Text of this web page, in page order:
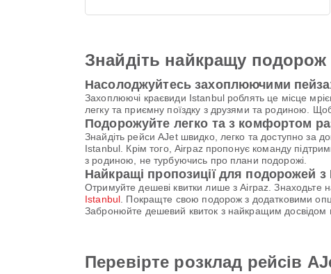
Знайдіть найкращу подорож
Насолоджуйтесь захоплюючими
Захоплюючі краєвиди Istanbul роблять це місце
легку та приємну поїздку з друзями та родиною.
Подорожуйте легко та з комфортом
Знайдіть рейси AJet швидко, легко та доступно
Istanbul. Крім того, Airpaz пропонує команду
з родиною, не турбуючись про плани подорожі.
Найкращі пропозиції для подорожей з
Отримуйте дешеві квитки лише з Airpaz. Знаходьте
Istanbul . Покращте свою подорож з додатковими
Забронюйте дешевий квиток з найкращим
Перевірте розклад рейсів